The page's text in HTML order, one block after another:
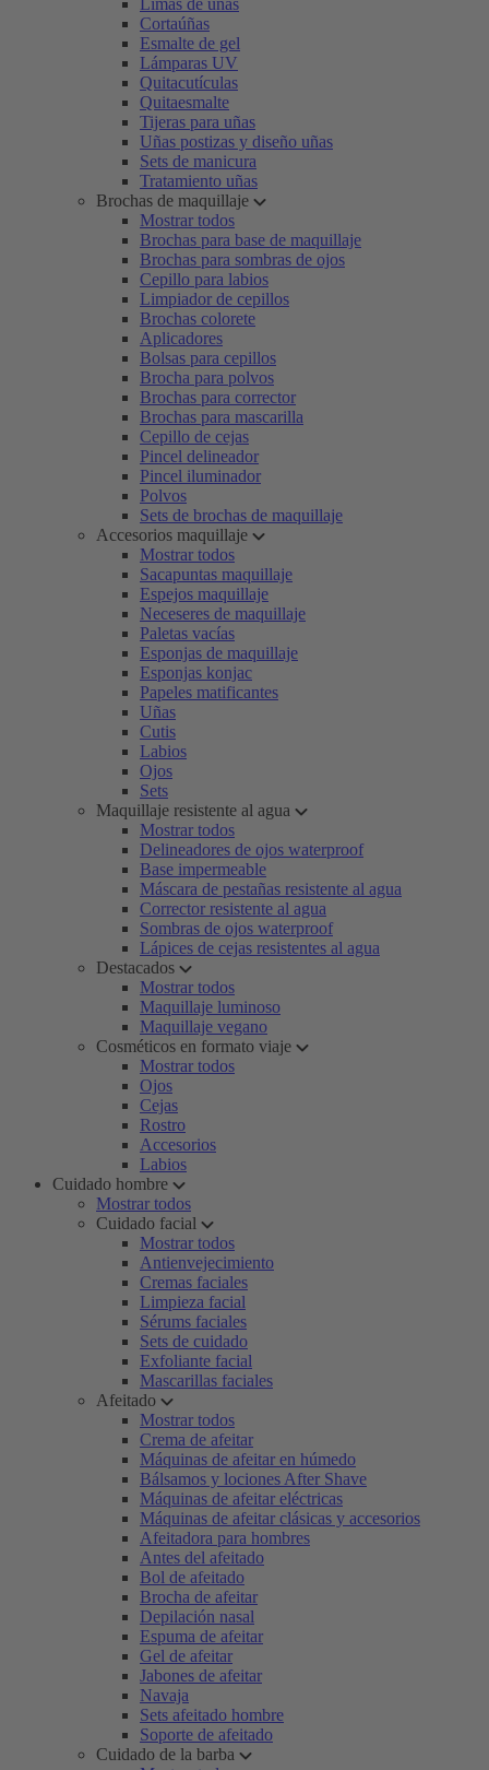
Limas de uñas
Cortaúñas
Esmalte de gel
Lámparas UV
Quitacutículas
Quitaesmalte
Tijeras para uñas
Uñas postizas y diseño uñas
Sets de manicura
Tratamiento uñas
Brochas de maquillaje
Mostrar todos
Brochas para base de maquillaje
Brochas para sombras de ojos
Cepillo para labios
Limpiador de cepillos
Brochas colorete
Aplicadores
Bolsas para cepillos
Brocha para polvos
Brochas para corrector
Brochas para mascarilla
Cepillo de cejas
Pincel delineador
Pincel iluminador
Polvos
Sets de brochas de maquillaje
Accesorios maquillaje
Mostrar todos
Sacapuntas maquillaje
Espejos maquillaje
Neceseres de maquillaje
Paletas vacías
Esponjas de maquillaje
Esponjas konjac
Papeles matificantes
Uñas
Cutis
Labios
Ojos
Sets
Maquillaje resistente al agua
Mostrar todos
Delineadores de ojos waterproof
Base impermeable
Máscara de pestañas resistente al agua
Corrector resistente al agua
Sombras de ojos waterproof
Lápices de cejas resistentes al agua
Destacados
Mostrar todos
Maquillaje luminoso
Maquillaje vegano
Cosméticos en formato viaje
Mostrar todos
Ojos
Cejas
Rostro
Accesorios
Labios
Cuidado hombre
Mostrar todos
Cuidado facial
Mostrar todos
Antienvejecimiento
Cremas faciales
Limpieza facial
Sérums faciales
Sets de cuidado
Exfoliante facial
Mascarillas faciales
Afeitado
Mostrar todos
Crema de afeitar
Máquinas de afeitar en húmedo
Bálsamos y lociones After Shave
Máquinas de afeitar eléctricas
Máquinas de afeitar clásicas y accesorios
Afeitadora para hombres
Antes del afeitado
Bol de afeitado
Brocha de afeitar
Depilación nasal
Espuma de afeitar
Gel de afeitar
Jabones de afeitar
Navaja
Sets afeitado hombre
Soporte de afeitado
Cuidado de la barba